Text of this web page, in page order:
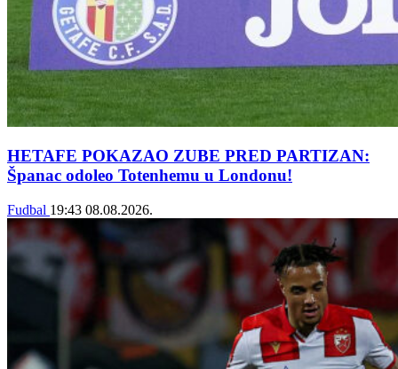
HETAFE POKAZAO ZUBE PRED PARTIZAN:
Španac odoleo Totenhemu u Londonu!
Fudbal 19:43 08.08.2026.